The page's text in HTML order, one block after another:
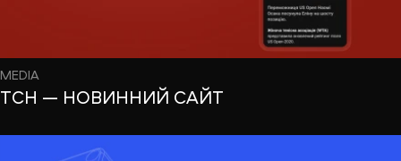
MEDIA
ТСН — НОВИННИЙ САЙТ